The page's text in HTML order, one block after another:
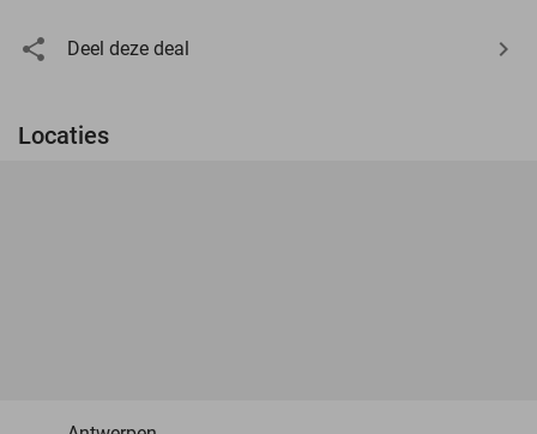
Deel deze deal
Locaties